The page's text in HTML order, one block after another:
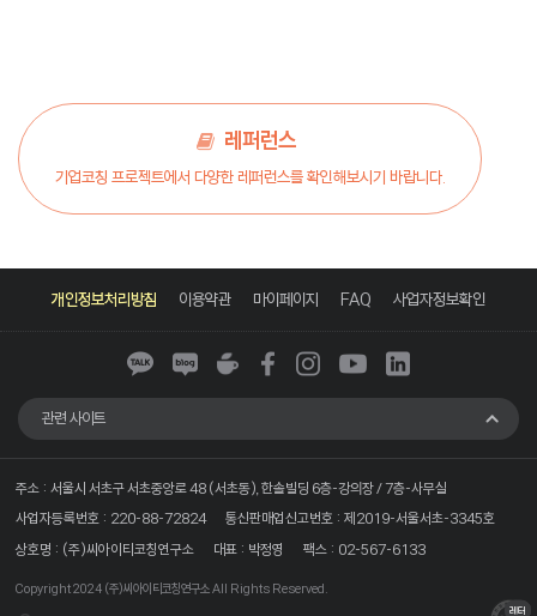
레퍼런스
기업코칭 프로젝트에서 다양한 레퍼런스를 확인해보시기 바랍니다.
개인정보처리방침 이용약관 마이페이지 FAQ 사업자정보확인
톡
블
카
북
그
인
관련 사이트
주소 : 서울시 서초구 서초중앙로 48 (서초동), 한솔빌딩 6층-강의장 / 7층-사무실
사업자등록번호 : 220-88-72824
통신판매업신고번호 : 제2019-서울서초-3345호
상호명 : (주)씨아이티코칭연구소
대표 : 박정영 팩스 : 02-567-6133
Copyright 2024 (주)씨아이티코칭연구소All Rights Reserved.
코치
기업
레터